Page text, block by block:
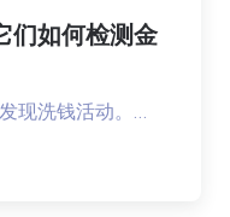
们如何检测金
现洗钱活动。…